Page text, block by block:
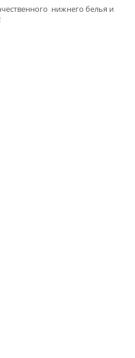
нижнего белья и